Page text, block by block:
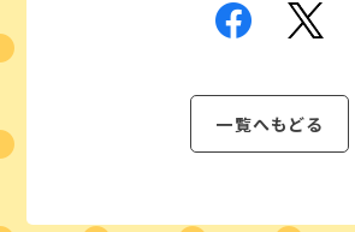
一覧へもどる